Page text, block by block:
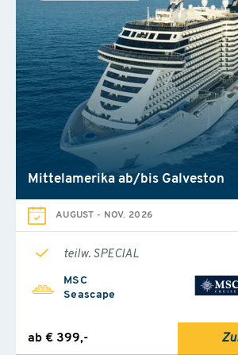
Mittelamerika ab/bis Galveston
AUGUST - NOV. 2026
teilw. SPECIAL
MSC
Seascape
ab € 399,-